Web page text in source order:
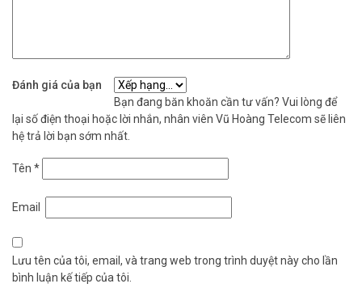
Đánh giá của bạn
Bạn đang băn khoăn cần tư vấn? Vui lòng để
lại số điện thoại hoặc lời nhắn, nhân viên Vũ Hoàng Telecom sẽ liên
hệ trả lời bạn sớm nhất.
Tên *
Email
Lưu tên của tôi, email, và trang web trong trình duyệt này cho lần
bình luận kế tiếp của tôi.